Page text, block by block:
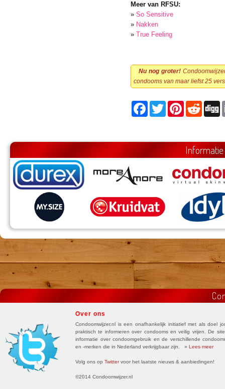
Meer van RFSU:
» So Sensitive
» Nakken
» True Feeling
Nu nog groter!
condooms van maar liefst 25
Facebook
TwitterPinterestReddit
Over ons
Condoomwijzer.nl is een onafhankelijk initiatief met als doel
praktisch te informeren over condooms en veilig vrijen. De
informatie over condoomgebruik en de verschillende
en -merken die in Nederland verkrijgbaar zijn. » Lees meer
Volg ons op Twittervoor het laatste nieuws & aanbiedingen!
©2014 Condoomwijzer.nl